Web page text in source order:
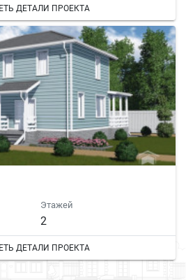
ДЕТАЛИ ПРОЕКТА
Этажей
2
ДЕТАЛИ ПРОЕКТА